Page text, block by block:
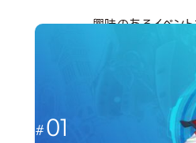
興味のあるイベン
分野か
01